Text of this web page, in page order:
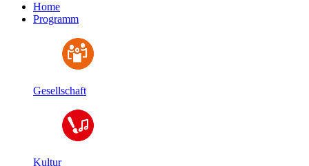
Home
Programm
Gesellschaft
Kultur